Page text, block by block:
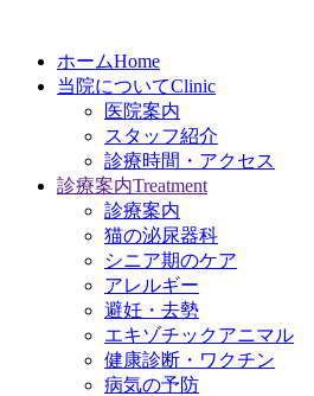
ホームHome
当院についてClinic
医院案内
スタッフ紹介
診療時間・アクセス
診療案内Treatment
診療案内
猫の泌尿器科
シニア期のケア
アレルギー
避妊・去勢
エキゾチックアニマル
健康診断・ワクチン
病気の予防